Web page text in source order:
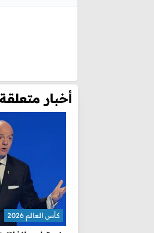
أخبار متعلقة
كأس العالم 2026